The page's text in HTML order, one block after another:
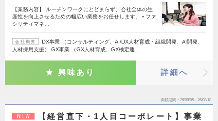
【業務内容】 ルーチンワークにとどまらず、会社全体の生
産性を向上させるための幅広い業務をお任せします。 • ファ
シリティマネ…
会社概要
DX事業 （コンサルティング、AI/DX人材育成・組織開発、AI開発、
人材採用支援） GX事業 （GX人材育成、GX検定運…
興味あり 詳細へ
掲載期間 26/08/05～26/08/18
NEW
【経営直下・1人目コーポレート】事業